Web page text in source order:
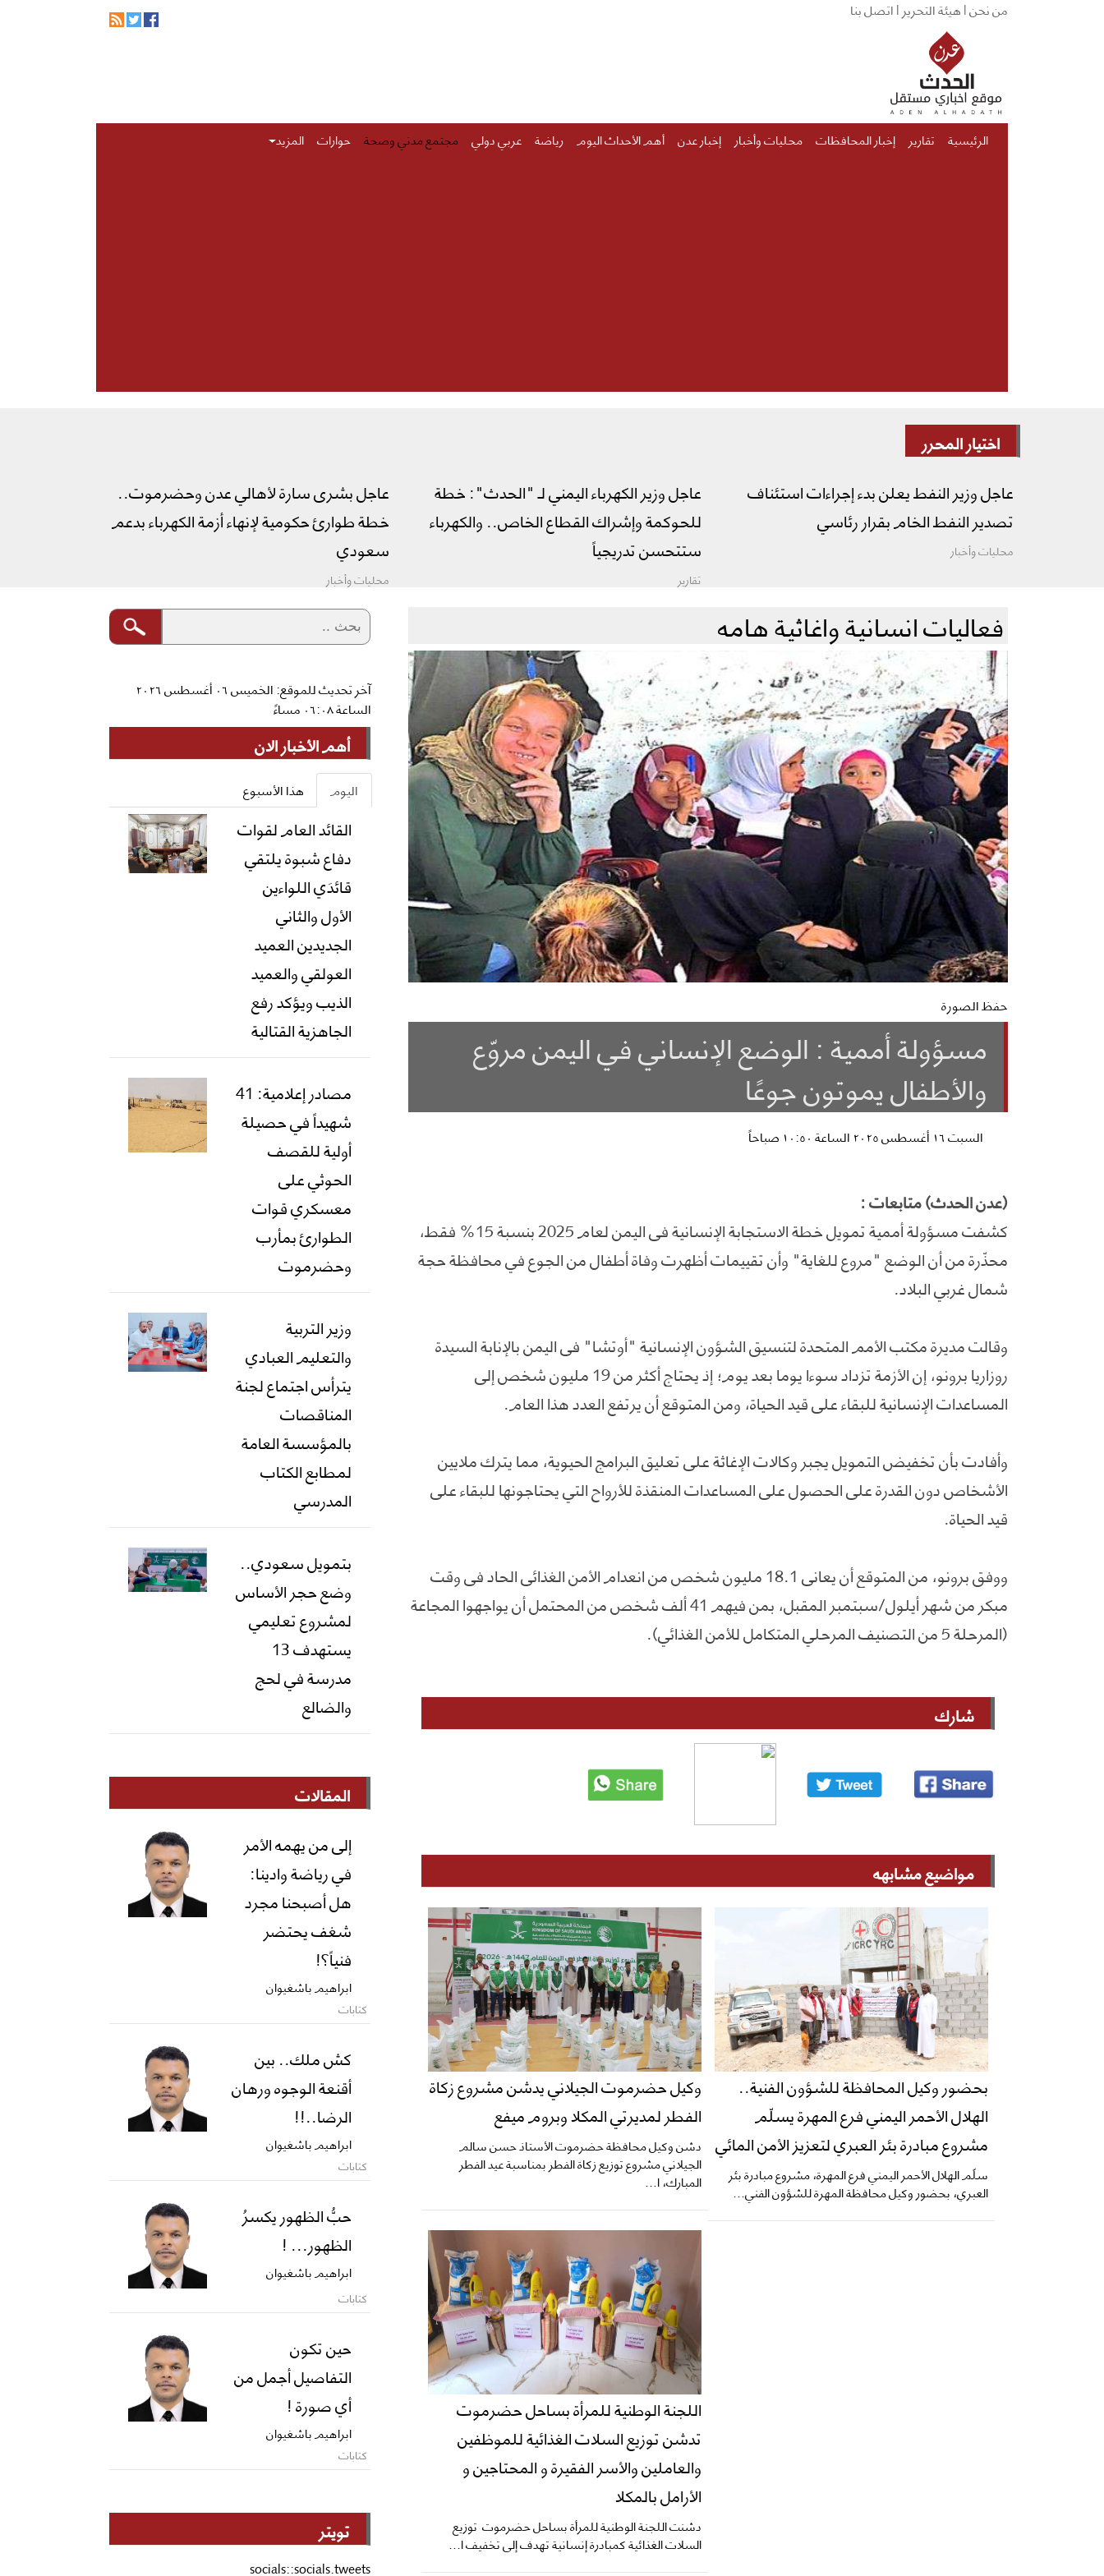
من نحن |هيئة التحرير |اتصل بنا
الرئيسية تقارير إخبار المحافظات محليات وأخبار إخبار عدن أهم الأحداث اليوم رياضة عربي دولي مجتمع مدني وصحة حوارات المزيد
اختيار المحرر
عاجل وزير النفط يعلن بدء إجراءات استئناف
تصدير النفط الخام بقرار رئاسي
محليات وأخبار
عاجل وزير الكهرباء اليمني لـ "الحدث": خطة
للحوكمة وإشراك القطاع الخاص.. والكهرباء
ستتحسن تدريجياً
تقارير
عاجل بشرى سارة لأهالي عدن وحضرموت..
خطة طوارئ حكومية لإنهاء أزمة الكهرباء بدعم
سعودي
محليات وأخبار
فعاليات انسانية واغاثية هامه
حفظ الصورة
مسؤولة أممية : الوضع الإنساني في اليمن مروّع
والأطفال يموتون جوعًا
السبت ١٦ أغسطس ٢٠٢٥ الساعة ١٠:٥٠ صباحاً
(عدن الحدث) متابعات :
كشفت مسؤولة أممية تمويل خطة الاستجابة الإنسانية في اليمن لعام 2025 بنسبة 15% فقط،
محذّرة من أن الوضع "مروع للغاية" وأن تقييمات أظهرت وفاة أطفال من الجوع في محافظة حجة
شمال غربي البلاد.
وقالت مديرة مكتب الأمم المتحدة لتنسيق الشؤون الإنسانية "أوتشا" في اليمن بالإنابة السيدة
روزاريا برونو، إن الأزمة تزداد سوءا يوما بعد يوم؛ إذ يحتاج أكثر من 19 مليون شخص إلى
المساعدات الإنسانية للبقاء على قيد الحياة، ومن المتوقع أن يرتفع العدد هذا العام.
وأفادت بأن تخفيض التمويل يجبر وكالات الإغاثة على تعليق البرامج الحيوية، مما يترك ملايين
الأشخاص دون القدرة على الحصول على المساعدات المنقذة للأرواح التي يحتاجونها للبقاء على
قيد الحياة.
ووفق برونو، من المتوقع أن يعاني 18.1 مليون شخص من انعدام الأمن الغذائي الحاد في وقت
مبكر من شهر أيلول/سبتمبر المقبل، بمن فيهم 41 ألف شخص من المحتمل أن يواجهوا المجاعة
(المرحلة 5 من التصنيف المرحلي المتكامل للأمن الغذائي).
شارك
مواضيع مشابهه
بحضور وكيل المحافظة للشؤون الفنية..
الهلال الأحمر اليمني فرع المهرة يسلّم
مشروع مبادرة بئر العبري لتعزيز الأمن المائي
سلّم الهلال الأحمر اليمني فرع المهرة، مشروع مبادرة بئر
العبري، بحضور وكيل محافظة المهرة للشؤون الفني...
وكيل حضرموت الجيلاني يدشن مشروع زكاة
الفطر لمديرتي المكلا وبروم ميفع
دشن وكيل محافظة حضرموت الأستاذ حسن سالم
الجيلاني مشروع توزيع زكاة الفطر بمناسبة عيد الفطر
المبارك، ا...
اللجنة الوطنية للمرأة بساحل حضرموت
تدشن توزيع السلات الغذائية للموظفين
والعاملين والأسر الفقيرة و المحتاجين و
الأرامل بالمكلا
دشنت اللجنة الوطنية للمرأة بساحل حضرموت توزيع
السلات الغذائية كمبادرة إنسانية تهدف إلى تخفيف ا...
آخر تحديث للموقع: الخميس ٠٦ أغسطس ٢٠٢٦
الساعة ٠٦:٠٨ مساءً
أهم الأخبار الان
اليوم هذا الأسبوع
القائد العام لقوات
دفاع شبوة يلتقي
قائدَي اللواءين
الأول والثاني
الجديدين العميد
العولقي والعميد
الذيب ويؤكد رفع
الجاهزية القتالية
مصادر إعلامية: 41
شهيداً في حصيلة
أولية للقصف
الحوثي على
معسكري قوات
الطوارئ بمأرب
وحضرموت
وزير التربية
والتعليم العبادي
يترأس اجتماع لجنة
المناقصات
بالمؤسسة العامة
لمطابع الكتاب
المدرسي
بتمويل سعودي..
وضع حجر الأساس
لمشروع تعليمي
يستهدف 13
مدرسة في لحج
والضالع
المقالات
إلى من يهمه الأمر
في رياضة وادينا:
هل أصبحنا مجرد
شغف يحتضر
فنياً؟!
ابراهيم باشغيوان
كتابات
كش ملك.. بين
أقنعة الوجوه ورهان
الرضا..!!
ابراهيم باشغيوان
كتابات
حبُّ الظهور يكسرُ
الظهور... !
ابراهيم باشغيوان
كتابات
حين تكون
التفاصيل أجمل من
أي صورة !
ابراهيم باشغيوان
كتابات
تويتر
socials::socials.tweets